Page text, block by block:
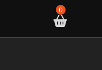
0